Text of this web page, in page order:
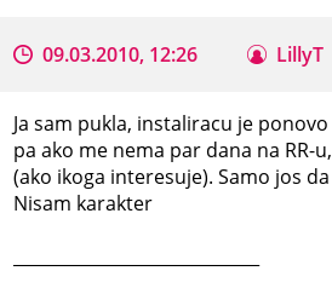
09.03.2010, 12:26 LillyT
Ja sam pukla, instaliracu je
pa ako me nema par dana na RR-
(ako ikoga interesuje). Samo jos
Nisam karakter